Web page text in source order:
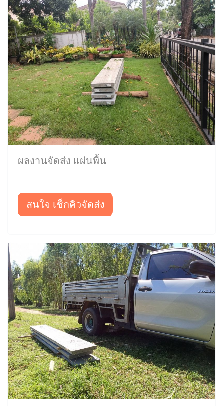
ผลงานจัดส่ง แผ่นพื้น
สนใจ เช็กคิวจัดส่ง